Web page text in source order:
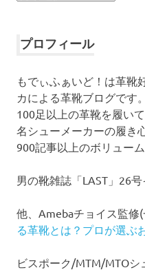
イ
プロフィール
もでぃふぁいど！は革靴
カによる革靴ブログです。
100足以上の革靴を履い
名シューメーカーの履き
900記事以上のボリューム
男の靴雑誌「LAST」26号
他、Amebaチョイス監修
る革靴とは？プロが選ぶ
ビスポーク/MTM/MTOシ